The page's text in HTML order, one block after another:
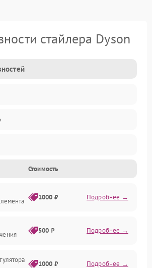
стайлера Dyson
Стоимость
1000 ₽ Подробнее →
500 ₽ Подробнее →
1000 ₽ Подробнее →